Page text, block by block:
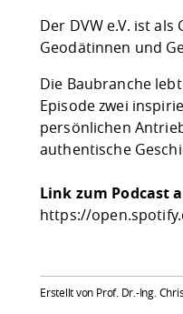
Der DVWe.V. ist als
Geodätinnen und
Die Baubranche
Episode zwei
persönlichen
authentische
Link zum Podcast
https://
Erstellt von Prof. Dr.-Ing.